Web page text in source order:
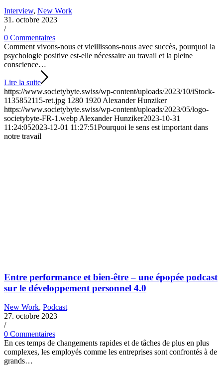
Interview, New Work
31. octobre 2023
/
0 Commentaires
Comment vivons-nous et vieillissons-nous avec succès, pourquoi la
psychologie positive est-elle nécessaire au travail et la pleine
conscience…
Lire la suite
https://www.societybyte.swiss/wp-content/uploads/2023/10/iStock-
1135852115-ret.jpg 1280 1920 Alexander Hunziker
https://www.societybyte.swiss/wp-content/uploads/2023/05/logo-
societybyte-FR-1.webp Alexander Hunziker2023-10-31
11:24:052023-12-01 11:27:51Pourquoi le sens est important dans
notre travail
Entre performance et bien-être – une épopée podcast
sur le développement personnel 4.0
New Work, Podcast
27. octobre 2023
/
0 Commentaires
En ces temps de changements rapides et de tâches de plus en plus
complexes, les employés comme les entreprises sont confrontés à de
grands…